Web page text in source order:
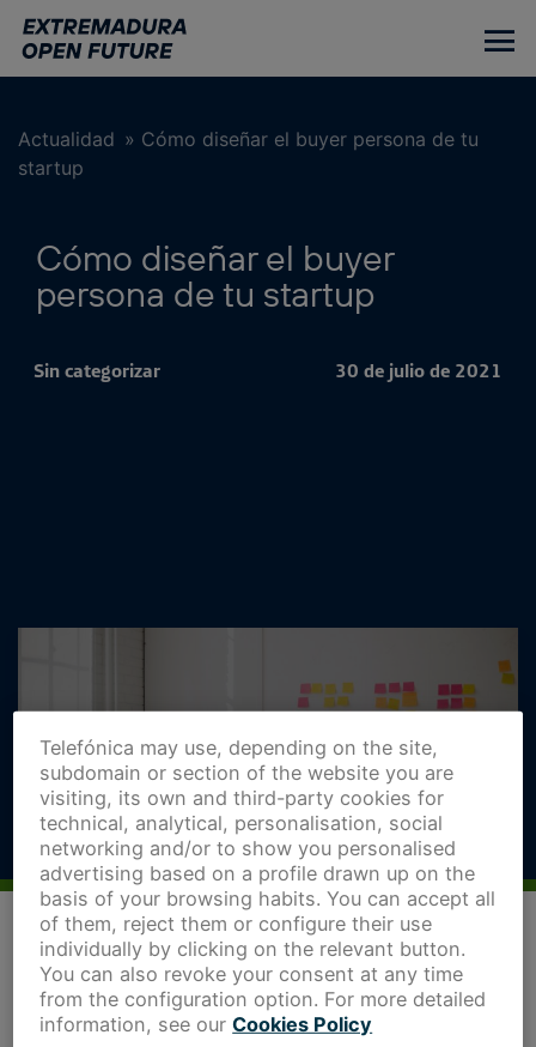
contenido
Actualidad » Cómo diseñar el buyer persona de tu
startup
Cómo diseñar el buyer
persona de tu startup
Sin categorizar 30 de julio de 2021
La estrategia de branding de una startup debe tener en
Telefónica may use, depending on the site,
subdomain or section of the website you are
visiting, its own and third-party cookies for
technical, analytical, personalisation, social
networking and/or to show you personalised
advertising based on a profile drawn up on the
basis of your browsing habits. You can accept all
of them, reject them or configure their use
individually by clicking on the relevant button.
You can also revoke your consent at any time
from the configuration option. For more detailed
information, see our Cookies Policy